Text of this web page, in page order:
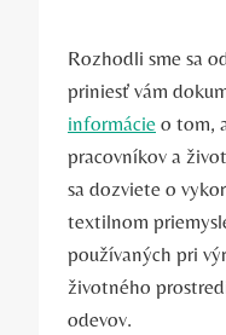
Rozhodli sme sa
priniesť vám
informácie o tom,
pracovníkov a
sa dozviete o
textilnom
používaných pri
životného
odevov.